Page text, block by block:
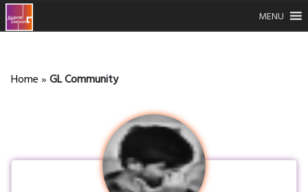
MENU
Home » GL Community